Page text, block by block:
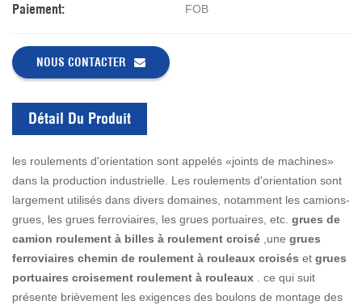
Paiement: FOB
NOUS CONTACTER
Détail Du Produit
les roulements d'orientation sont appelés «joints de machines»
dans la production industrielle. Les roulements d'orientation sont
largement utilisés dans divers domaines, notamment les camions-
grues, les grues ferroviaires, les grues portuaires, etc. grues de
camion roulement à billes à roulement croisé ,une grues
ferroviaires chemin de roulement à rouleaux croisés et grues
portuaires croisement roulement à rouleaux . ce qui suit
présente brièvement les exigences des boulons de montage des